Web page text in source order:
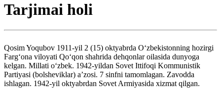
Tarjimai holi
Qosim Yoqubov 1911-yil 2 (15) oktyabrda Oʻzbekistonning hozirgi
Fargʻona viloyati Qoʻqon shahrida dehqonlar oilasida dunyoga
kelgan. Millati oʻzbek. 1942-yildan Sovet Ittifoqi Kommunistik
Partiyasi (bolsheviklar) aʼzosi. 7 sinfni tamomlagan. Zavodda
ishlagan. 1942-yil oktyabrdan Sovet Armiyasida xizmat qilgan.